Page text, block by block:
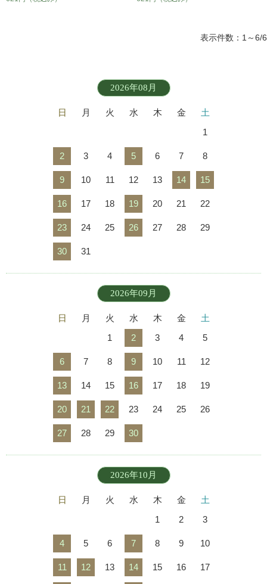
表示件数：1～6/6
2026年08月
日 月 火 水 木 金
土
1
2 3 4 5 6 7 8
9 10 11 12 13 14 15
16 17 18 19 20 21 22
23 24 25 26 27 28 29
30 31
2026年09月
日 月 火 水 木 金
土
1
2 3 4 5
6 7 8 9 10 11 12
13 14 15 16 17 18 19
20 21 22 23 24 25 26
27 28 29 30
2026年10月
日 月 火 水 木 金
土
1
2 3
4 5 6 7 8 9 10
11 12 13 14 15 16 17